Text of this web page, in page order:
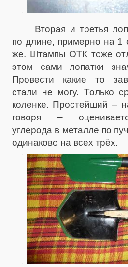
Вторая и третья
по длине, примерно на 1
же. Штампы ОТК тоже
этом сами лопатки
Провести какие то
стали не могу. Только
коленке. Простейший –
говоря –
углерода в металле по
одинаково на всех трёх.